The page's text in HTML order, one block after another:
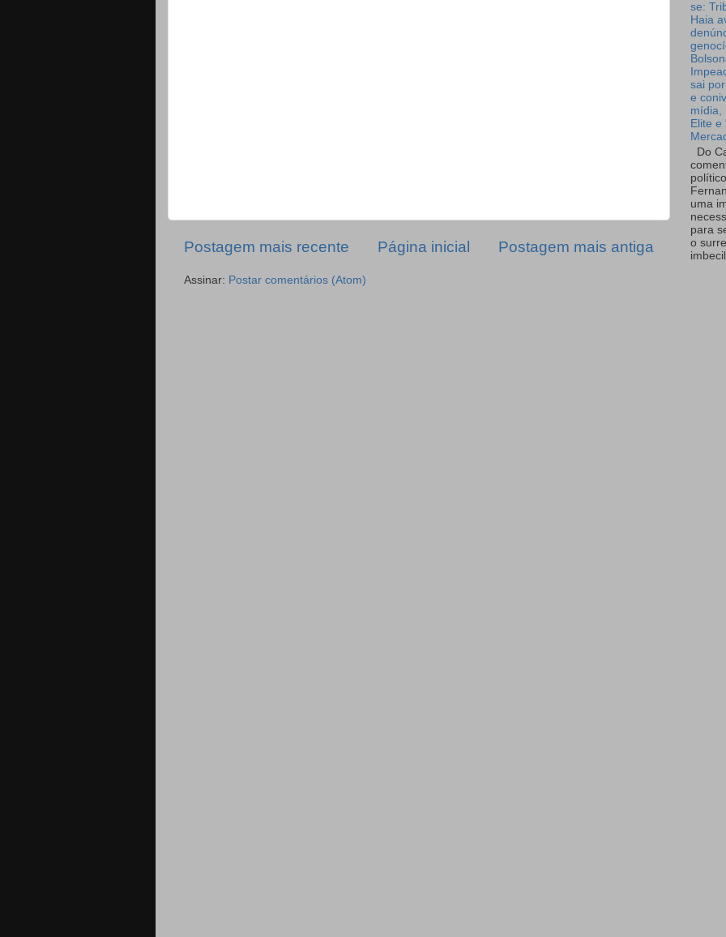
Postagem mais recente Postagem mais antiga
Página inicial
Assinar: Postar comentários (Atom)
se:
Haia
sai
e
mídia,
Elite e
Do
uma
para
o